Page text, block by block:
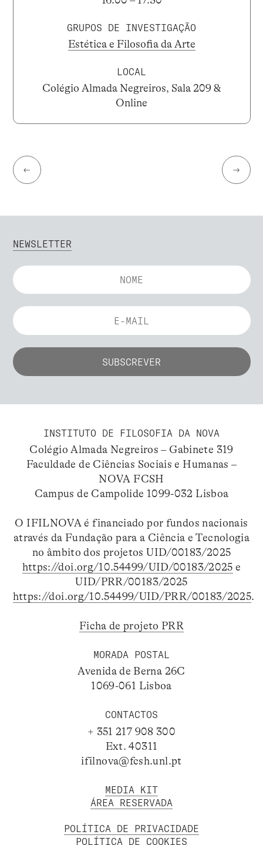
GRUPOS DE INVESTIGAÇÃO
Estética e Filosofia da Arte
LOCAL
Colégio Almada Negreiros, Sala 209 &
Online
← →
NEWSLETTER
INSTITUTO DE FILOSOFIA DA NOVA
Colégio Almada Negreiros – Gabinete 319
Faculdade de Ciências Sociais e Humanas –
NOVA FCSH
Campus de Campolide 1099-032 Lisboa
O IFILNOVA é financiado por fundos nacionais
através da Fundação para a Ciência e Tecnologia
no âmbito dos projetos UID/00183/2025
https://doi.org/10.54499/UID/00183/2025 e
UID/PRR/00183/2025
https://doi.org/10.54499/UID/PRR/00183/2025.
Ficha de projeto PRR
MORADA POSTAL
Avenida de Berna 26C
1069-061 Lisboa
CONTACTOS
+ 351 217 908 300
Ext. 40311
ifilnova@fcsh.unl.pt
MEDIA KIT
ÁREA RESERVADA
POLÍTICA DE PRIVACIDADE
POLÍTICA DE COOKIES